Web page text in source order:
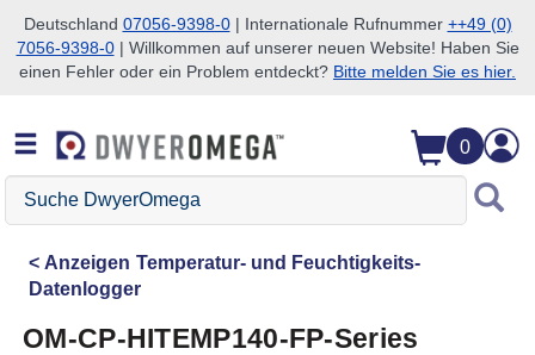
Zum Suchen überspringen
Zum Hauptinhalt überspringen
Zur Navigation überspringen
Deutschland 07056-9398-0| Internationale Rufnummer ++49 (0)
7056-9398-0| Willkommen auf unserer neuen Website! Haben Sie
einen Fehler oder ein Problem entdeckt? Bitte melden Sie es hier.
0
Suche
DwyerOmega
Anzeigen Temperatur- und Feuchtigkeits-
Datenlogger
OM-CP-HITEMP140-FP-Series